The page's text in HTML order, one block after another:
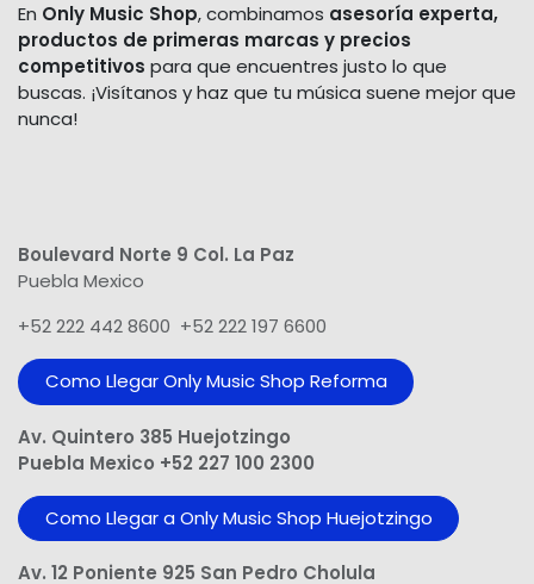
En Only Music Shop, combinamos asesoría experta,
productos de primeras marcas y precios
competitivos para que encuentres justo lo que
buscas. ¡Visítanos y haz que tu música suene mejor que
nunca!
Boulevard Norte 9 Col. La Paz
Puebla Mexico
+52 222 442 8600 +52 222 197 6600
Como Llegar Only Music Shop​ Reforma
Av. Quintero 385 Huejotzingo
Puebla Mexico +52 227 100 2300
Como Llegar a Only Music Shop Huejotzingo
Av. 12 Poniente 925 San Pedro Cholula